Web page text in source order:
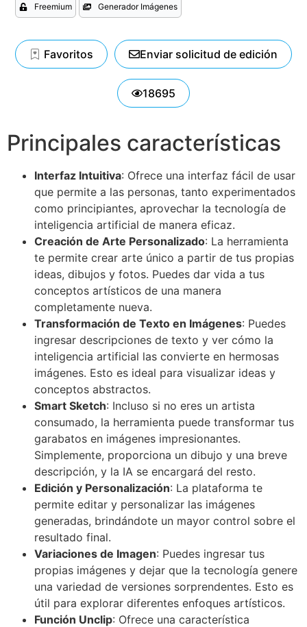
Freemium Generador Imágenes
Favoritos Enviar solicitud de edición
18695
Principales características
Interfaz Intuitiva: Ofrece una interfaz fácil de usar
que permite a las personas, tanto experimentados
como principiantes, aprovechar la tecnología de
inteligencia artificial de manera eficaz.
Creación de Arte Personalizado: La herramienta
te permite crear arte único a partir de tus propias
ideas, dibujos y fotos. Puedes dar vida a tus
conceptos artísticos de una manera
completamente nueva.
Transformación de Texto en Imágenes: Puedes
ingresar descripciones de texto y ver cómo la
inteligencia artificial las convierte en hermosas
imágenes. Esto es ideal para visualizar ideas y
conceptos abstractos.
Smart Sketch: Incluso si no eres un artista
consumado, la herramienta puede transformar tus
garabatos en imágenes impresionantes.
Simplemente, proporciona un dibujo y una breve
descripción, y la IA se encargará del resto.
Edición y Personalización: La plataforma te
permite editar y personalizar las imágenes
generadas, brindándote un mayor control sobre el
resultado final.
Variaciones de Imagen: Puedes ingresar tus
propias imágenes y dejar que la tecnología genere
una variedad de versiones sorprendentes. Esto es
útil para explorar diferentes enfoques artísticos.
Función Unclip: Ofrece una característica